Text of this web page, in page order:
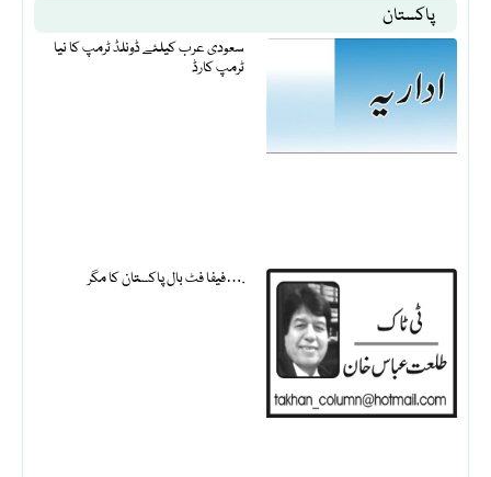
پاکستان
سعودی عرب کیلئے ڈونلڈ ٹرمپ کا نیا
ٹرمپ کارڈ
فیفا فٹ بال پاکستان کا مگر….